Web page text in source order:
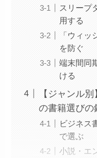
スリープ
用する
「ウィ
を防ぐ
端末間同
ける
【ジャンル
の書籍選びの
ビジネス
で選ぶ
小説・エ